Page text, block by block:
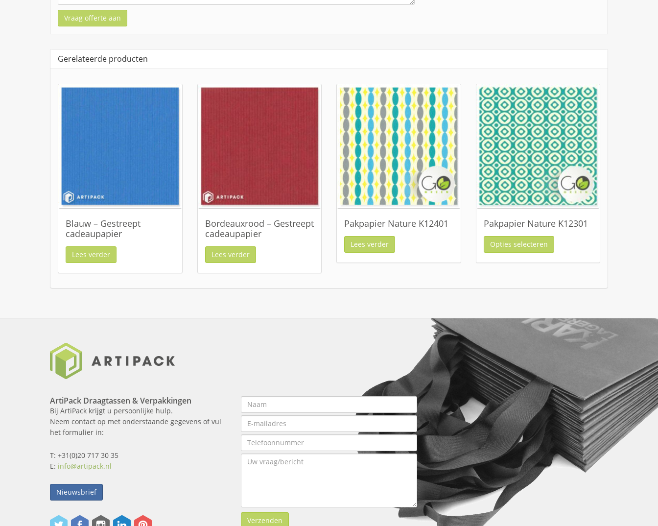
Vraag offerte aan
Gerelateerde producten
Blauw – Gestreept
cadeaupapier
Lees verder
Bordeauxrood – Gestreept
cadeaupapier
Lees verder
Pakpapier Nature K12401
Lees verder
Pakpapier Nature K12301
Opties selecteren
ArtiPack Draagtassen & Verpakkingen
Bij ArtiPack krijgt u persoonlijke hulp.
Neem contact op met onderstaande gegevens of vul
het formulier in:
T: +31(0)20 717 30 35
E: info@artipack.nl
Nieuwsbrief
Verzenden